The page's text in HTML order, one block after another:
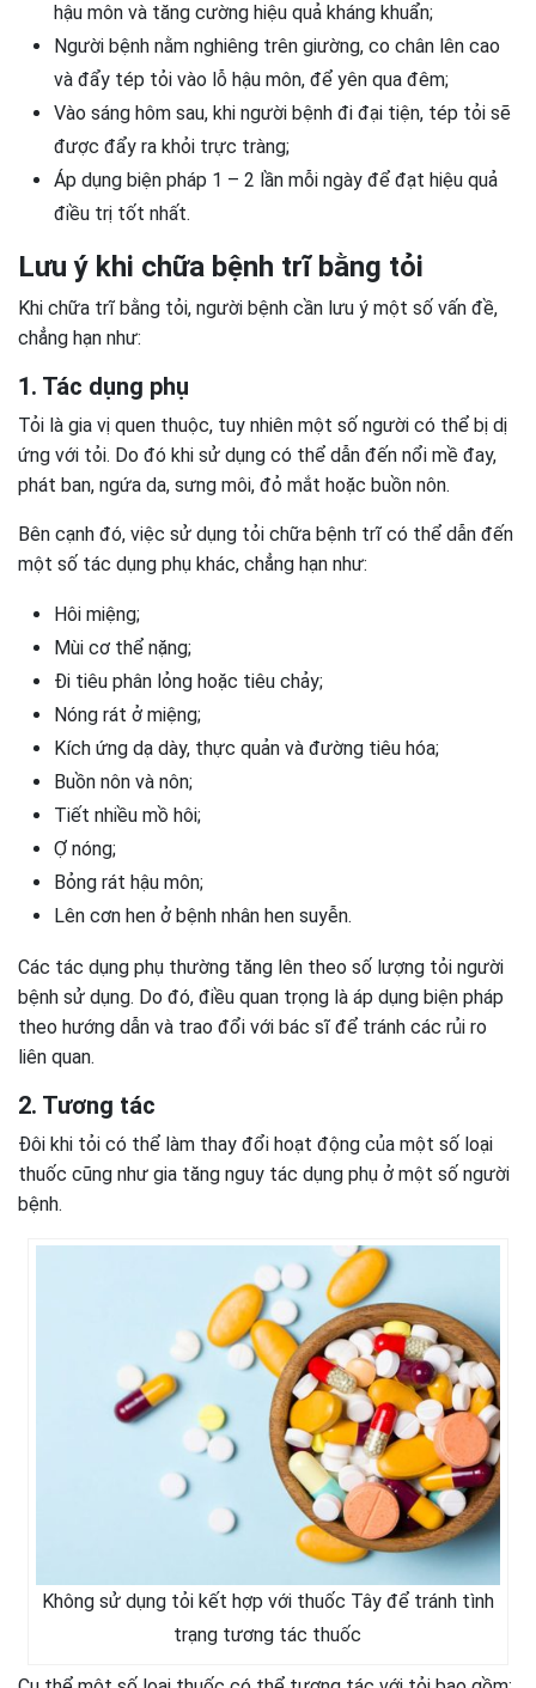
hậu môn và tăng cường hiệu quả kháng khuẩn;
Người bệnh nằm nghiêng trên giường, co chân lên cao
và đẩy tép tỏi vào lỗ hậu môn, để yên qua đêm;
Vào sáng hôm sau, khi người bệnh đi đại tiện, tép tỏi sẽ
được đẩy ra khỏi trực tràng;
Áp dụng biện pháp 1 – 2 lần mỗi ngày để đạt hiệu quả
điều trị tốt nhất.
Lưu ý khi chữa bệnh trĩ bằng tỏi
Khi chữa trĩ bằng tỏi, người bệnh cần lưu ý một số vấn đề,
chẳng hạn như:
1. Tác dụng phụ
Tỏi là gia vị quen thuộc, tuy nhiên một số người có thể bị dị
ứng với tỏi. Do đó khi sử dụng có thể dẫn đến nổi mề đay,
phát ban, ngứa da, sưng môi, đỏ mắt hoặc buồn nôn.
Bên cạnh đó, việc sử dụng tỏi chữa bệnh trĩ có thể dẫn đến
một số tác dụng phụ khác, chẳng hạn như:
Hôi miệng;
Mùi cơ thể nặng;
Đi tiêu phân lỏng hoặc tiêu chảy;
Nóng rát ở miệng;
Kích ứng dạ dày, thực quản và đường tiêu hóa;
Buồn nôn và nôn;
Tiết nhiều mồ hôi;
Ợ nóng;
Bỏng rát hậu môn;
Lên cơn hen ở bệnh nhân hen suyễn.
Các tác dụng phụ thường tăng lên theo số lượng tỏi người
bệnh sử dụng. Do đó, điều quan trọng là áp dụng biện pháp
theo hướng dẫn và trao đổi với bác sĩ để tránh các rủi ro
liên quan.
2. Tương tác
Đôi khi tỏi có thể làm thay đổi hoạt động của một số loại
thuốc cũng như gia tăng nguy tác dụng phụ ở một số người
bệnh.
Không sử dụng tỏi kết hợp với thuốc Tây để tránh tình
trạng tương tác thuốc